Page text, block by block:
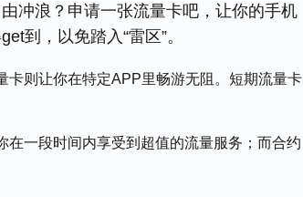
冲浪？申请一张流量卡吧，让你的手机
到，以免踏入“雷区”。
卡则让你在特定APP里畅游无阻。短期流量卡
一段时间内享受到超值的流量服务；而合约